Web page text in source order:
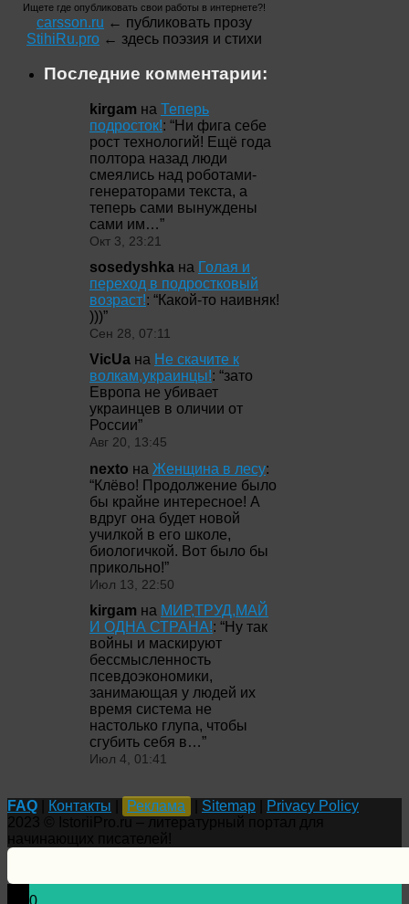
Ищете где опубликовать свои работы в интернете?!
carsson.ru ← публиковать прозу
StihiRu.pro ← здесь поэзия и стихи
Последние комментарии:
kirgam на Теперь
подросток!: “Ни фига себе
рост технологий! Ещё года
полтора назад люди
смеялись над роботами-
генераторами текста, а
теперь сами вынуждены
сами им…”
Окт 3, 23:21
sosedyshka на Голая и
переход в подростковый
возраст!: “Какой-то наивняк!
)))”
Сен 28, 07:11
VicUa на Не скачите к
волкам,украинцы!: “зато
Европа не убивает
украинцев в оличии от
России”
Авг 20, 13:45
nexto на Женщина в лесу:
“Клёво! Продолжение было
бы крайне интересное! А
вдруг она будет новой
училкой в его школе,
биологичкой. Вот было бы
прикольно!”
Июл 13, 22:50
kirgam на МИР,ТРУД,МАЙ
И ОДНА СТРАНА!: “Ну так
войны и маскируют
бессмысленность
псевдоэкономики,
занимающая у людей их
время система не
настолько глупа, чтобы
сгубить себя в…”
Июл 4, 01:41
FAQ Контакты Реклама Sitemap
Privacy Policy
0